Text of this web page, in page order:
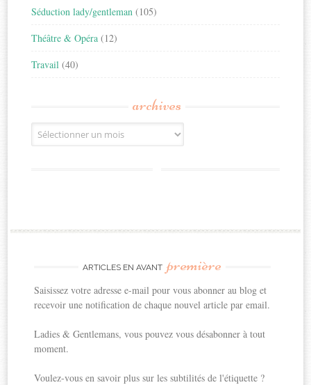
Séduction lady/gentleman (105)
Théâtre & Opéra (12)
Travail (40)
archives
Archives
ARTICLES EN AVANT première
Saisissez votre adresse e-mail pour vous abonner au blog et
recevoir une notification de chaque nouvel article par email.
Ladies & Gentlemans, vous pouvez vous désabonner à tout
moment.
Voulez-vous en savoir plus sur les subtilités de l'étiquette ?